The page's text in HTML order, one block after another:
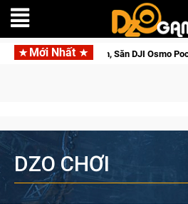
Mới Nhất
DJI Osmo Pocket 3 Ngay Hôm Nay
DZO CHƠI